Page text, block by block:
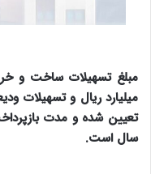
میلیارد ریال و تسهیلات
سال است.